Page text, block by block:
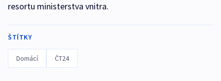
resortu ministerstva vnitra.
ŠTÍTKY
Domácí ČT24